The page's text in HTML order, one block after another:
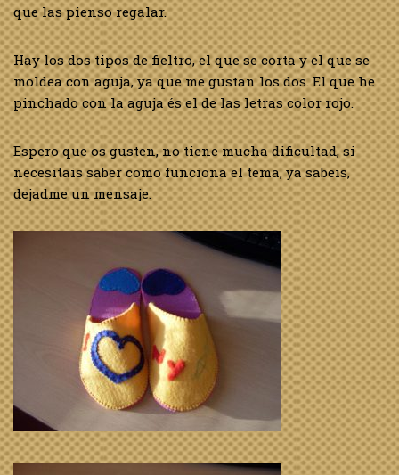
que las pienso regalar.
Hay los dos tipos de fieltro, el que se corta y el que se
moldea con aguja, ya que me gustan los dos. El que he
pinchado con la aguja és el de las letras color rojo.
Espero que os gusten, no tiene mucha dificultad, si
necesitais saber como funciona el tema, ya sabeis,
dejadme un mensaje.